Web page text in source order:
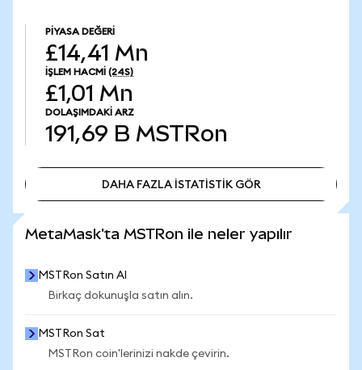
PIYASA DEĞERI
£14,41 Mn
İŞLEM HACMI (24S)
£1,01 Mn
DOLAŞIMDAKI ARZ
191,69 B MSTRon
DAHA FAZLA İSTATİSTİK GÖR
MetaMask'ta MSTRon ile neler yapılır
MSTRon Satın Al
Birkaç dokunuşla satın alın.
MSTRon Sat
MSTRon coin'lerinizi nakde çevirin.